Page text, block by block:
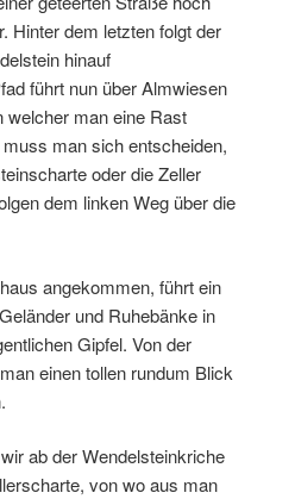
Hinter dem letzten folgt der
hinauf
führt nun über Almwiesen
welcher man eine Rast
man sich entscheiden,
oder die Zeller
dem linken Weg über die
angekommen, führt ein
und Ruhebänke in
Gipfel. Von der
einen tollen rundum Blick
ab der Wendelsteinkriche
von wo aus man